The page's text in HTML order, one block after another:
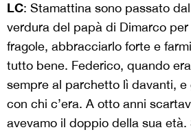
LC: Stamattina sono passato
verdura del papà di Dimarco
fragole, abbracciarlo forte e
tutto bene. Federico, quando
sempre al parchetto lì davanti,
con chi c’era. A otto anni
avevamo il doppio della sua